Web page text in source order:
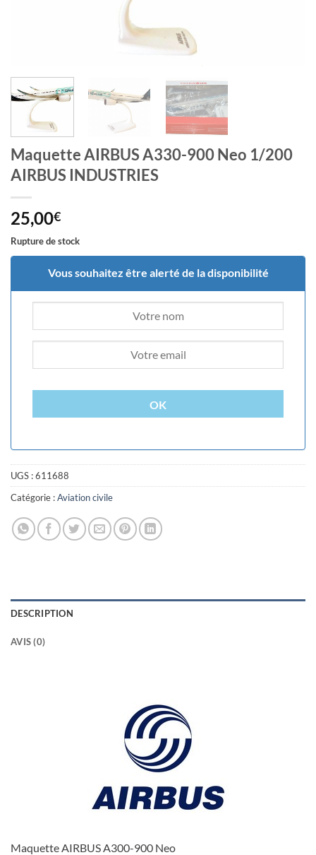
Maquette AIRBUS A330-900 Neo 1/200
AIRBUS INDUSTRIES
25,00€
Rupture de stock
Vous souhaitez être alerté de la disponibilité
OK
UGS :611688
Catégorie :Aviation civile
DESCRIPTION
AVIS (0)
Maquette AIRBUS A300-900 Neo